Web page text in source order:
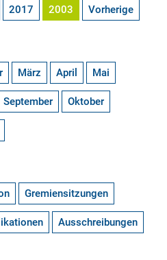
2017 2003 Vorherige
März April Mai
September Oktober
Gremiensitzungen
Ausschreibungen